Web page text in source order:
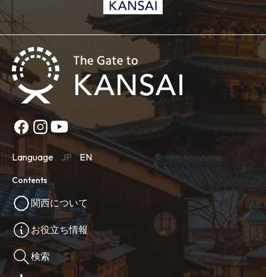
Language JP EN
Contents
関西について
お役立ち情報
検索